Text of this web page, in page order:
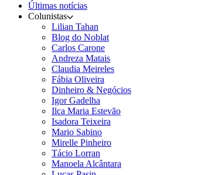
Últimas notícias
Colunistas
Lilian Tahan
Blog do Noblat
Carlos Carone
Andreza Matais
Claudia Meireles
Fábia Oliveira
Dinheiro & Negócios
Igor Gadelha
Ilca Maria Estevão
Isadora Teixeira
Mario Sabino
Mirelle Pinheiro
Tácio Lorran
Manoela Alcântara